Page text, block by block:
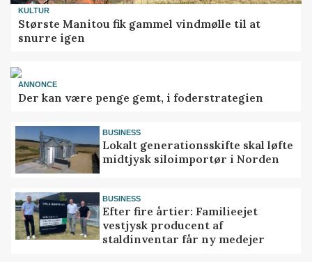
KULTUR
Største Manitou fik gammel vindmølle til at
snurre igen
ANNONCE
Der kan være penge gemt, i foderstrategien
BUSINESS
Lokalt generationsskifte skal løfte
midtjysk siloimportør i Norden
BUSINESS
Efter fire årtier: Familieejet
vestjysk producent af
staldinventar får ny medejer